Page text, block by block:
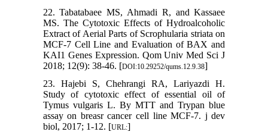
22. Tabatabaee MS, Ahmadi R, and Kassaee
MS. The Cytotoxic Effects of Hydroalcoholic
Extract of Aerial Parts of Scrophularia striata on
MCF-7 Cell Line and Evaluation of BAX and
KAI1 Genes Expression. Qom Univ Med Sci J
2018; 12(9): 38-46. [DOI:10.29252/qums.12.9.38]
23. Hajebi S, Chehrangi RA, Lariyazdi H.
Study of cytotoxic effect of essential oil of
Tymus vulgaris L. By MTT and Trypan blue
assay on breasr cancer cell line MCF-7. j dev
biol, 2017; 1-12. [URL:]